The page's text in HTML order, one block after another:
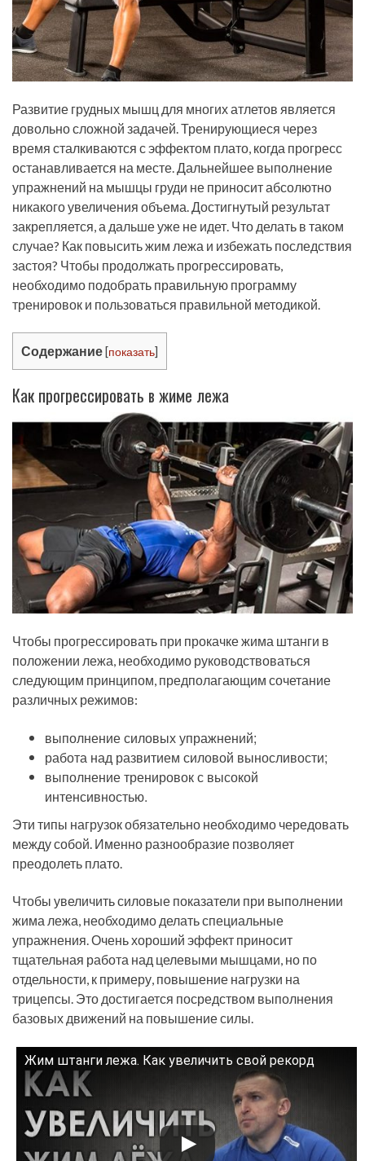
Развитие грудных мышц для многих атлетов является
довольно сложной задачей. Тренирующиеся через
время сталкиваются с эффектом плато, когда прогресс
останавливается на месте. Дальнейшее выполнение
упражнений на мышцы груди не приносит абсолютно
никакого увеличения объема. Достигнутый результат
закрепляется, а дальше уже не идет. Что делать в таком
случае? Как повысить жим лежа и избежать последствия
застоя? Чтобы продолжать прогрессировать,
необходимо подобрать правильную программу
тренировок и пользоваться правильной методикой.
Содержание [показать]
Как прогрессировать в жиме лежа
Чтобы прогрессировать при прокачке жима штанги в
положении лежа, необходимо руководствоваться
следующим принципом, предполагающим сочетание
различных режимов:
выполнение силовых упражнений;
работа над развитием силовой выносливости;
выполнение тренировок с высокой
интенсивностью.
Эти типы нагрузок обязательно необходимо чередовать
между собой. Именно разнообразие позволяет
преодолеть плато.
Чтобы увеличить силовые показатели при выполнении
жима лежа, необходимо делать специальные
упражнения. Очень хороший эффект приносит
тщательная работа над целевыми мышцами, но по
отдельности, к примеру, повышение нагрузки на
трицепсы. Это достигается посредством выполнения
базовых движений на повышение силы.
Жим штанги лежа. Как увеличить свой рекорд
Смотрите это видео на YouTube